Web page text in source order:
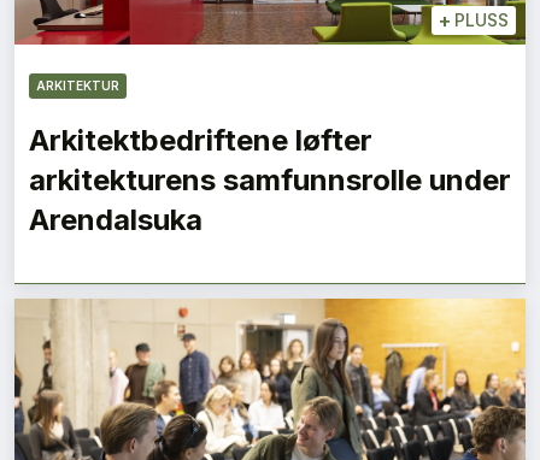
+ PLUSS
ARKITEKTUR
Arkitektbedriftene løfter
arkitekturens samfunnsrolle under
Arendalsuka